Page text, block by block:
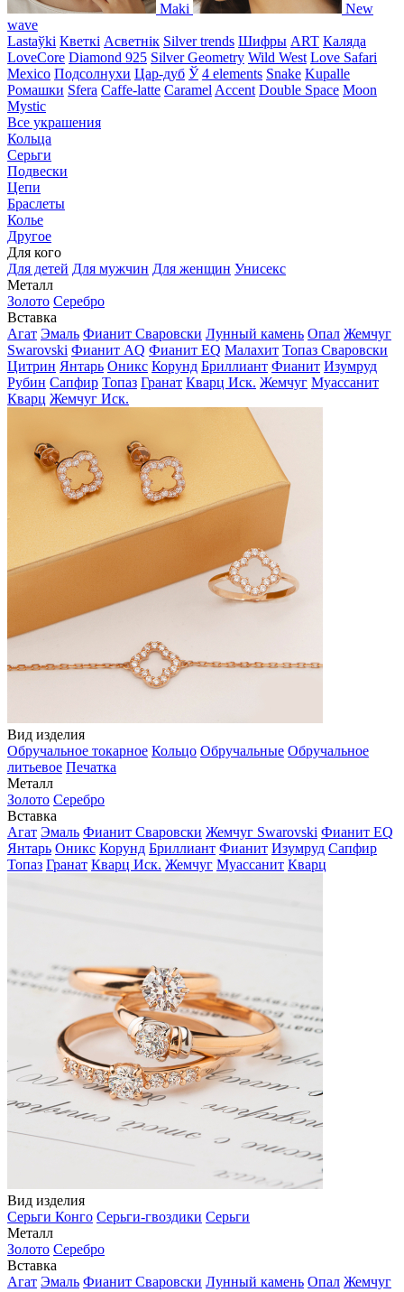
Maki
New
wave
Lastaўki Кветкі Асветнiк Silver trends Шифры ART Каляда
LoveCore Diamond 925 Silver Geometry Wild West Love Safari
Mexico Подсолнухи Цар-дуб Ў 4 elements Snake Kupalle
Ромашки Sfera Caffe-latte Caramel Accent Double Space Moon
Mystic
Все украшения
Кольца
Серьги
Подвески
Цепи
Браслеты
Колье
Другое
Для кого
Для детей Для мужчин Для женщин Унисекс
Металл
Золото Серебро
Вставка
Агат Эмаль Фианит Сваровски Лунный камень Опал Жемчуг
Swarovski Фианит AQ Фианит EQ Малахит Топаз Сваровски
Цитрин Янтарь Оникс Корунд Бриллиант Фианит Изумруд
Рубин Сапфир Топаз Гранат Кварц Иск. Жемчуг Муассанит
Кварц Жемчуг Иск.
Вид изделия
Обручальное токарное Кольцо Обручальные Обручальное
литьевое Печатка
Металл
Золото Серебро
Вставка
Агат Эмаль Фианит Сваровски Жемчуг Swarovski Фианит EQ
Янтарь Оникс Корунд Бриллиант Фианит Изумруд Сапфир
Топаз Гранат Кварц Иск. Жемчуг Муассанит Кварц
Вид изделия
Серьги Конго Серьги-гвоздики Серьги
Металл
Золото Серебро
Вставка
Агат Эмаль Фианит Сваровски Лунный камень Опал Жемчуг